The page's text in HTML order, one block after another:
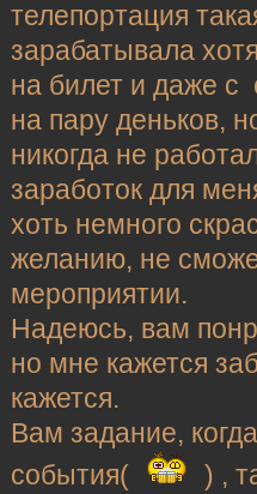
телепортация
зарабатывала
на билет и даже с
на пару деньков,
никогда не
заработок для
хоть немного
желанию, не
мероприятии.
Надеюсь, вам
но мне кажется
кажется.
Вам задание,
события(
) ,